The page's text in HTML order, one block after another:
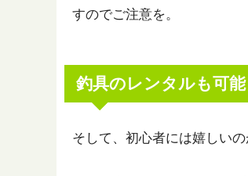
すのでご注意を。
釣具のレンタルも可能
そして、初心者には嬉しい